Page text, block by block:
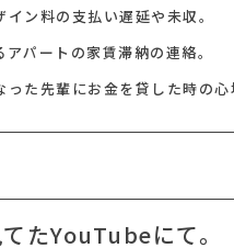
ン料の支払い遅延や未収。
パートの家賃滞納の連絡。
た先輩にお金を貸した時の心
たYouTubeにて。